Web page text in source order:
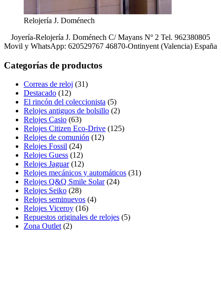
Relojería J. Doménech
Joyería-Relojería J. Doménech C/ Mayans Nº 2 Tel. 962380805
Movil y WhatsApp: 620529767 46870-Ontinyent (Valencia) España
Categorías de productos
Correas de reloj (31)
Destacado (12)
El rincón del coleccionista (5)
Relojes antiguos de bolsillo (2)
Relojes Casio (63)
Relojes Citizen Eco-Drive (125)
Relojes de comunión (12)
Relojes Fossil (24)
Relojes Guess (12)
Relojes Jaguar (12)
Relojes mecánicos y automáticos (31)
Relojes Q&Q Smile Solar (24)
Relojes Seiko (28)
Relojes seminuevos (4)
Relojes Viceroy (16)
Repuestos originales de relojes (5)
Zona Outlet (2)